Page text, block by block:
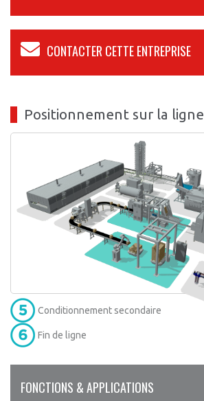
CONTACTER CETTE ENTREPRISE
Positionnement sur la ligne
Conditionnement secondaire
Fin de ligne
FONCTIONS & APPLICATIONS